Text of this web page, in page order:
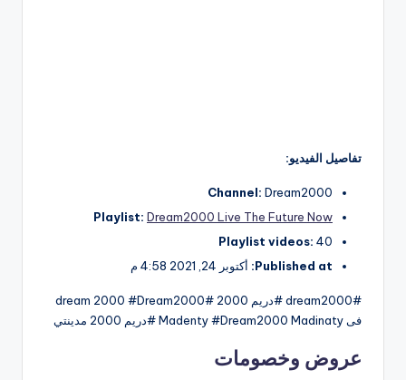
تفاصيل الفيديو:
Channel: Dream2000
Playlist: Dream2000 Live The Future Now
Playlist videos: 40
Published at: أكتوبر 24, 2021 4:58 م
#dream2000 #دريم 2000 #dream 2000 #Dream2000
فى Madenty #Dream2000 Madinaty #دريم 2000 مدينتي
عروض وخصومات